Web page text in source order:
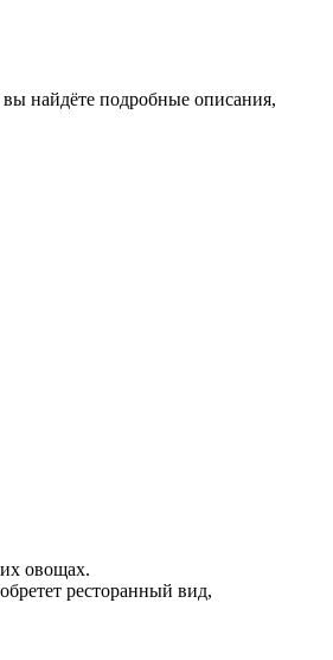
найдёте подробные описания,
овощах.
ресторанный вид,